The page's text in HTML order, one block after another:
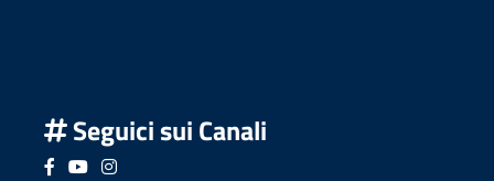
Seguici sui Canali
Seguici su Facebook
Seguici su YouTube
Seguici su Instagram